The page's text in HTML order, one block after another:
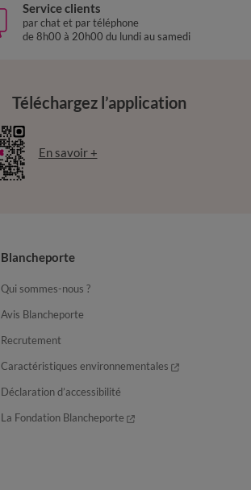
Service clients
par chat et par téléphone
de 8h00 à 20h00 du lundi au samedi
Téléchargez l’application
En savoir +
Blancheporte
Qui sommes-nous ?
Avis Blancheporte
Recrutement
Caractéristiques environnementales
Déclaration d’accessibilité
La Fondation Blancheporte